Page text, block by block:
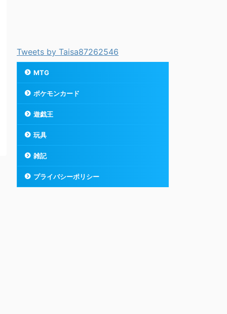
Tweets by Taisa87262546
MTG
ポケモンカード
遊戯王
玩具
雑記
プライバシーポリシー